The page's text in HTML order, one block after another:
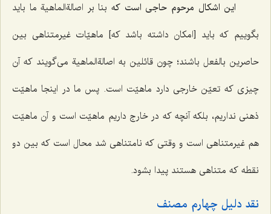
این اشکال مرحوم حاجی است کهبنا بر اصالةالماهیة ما باید
بگوییم که باید [امکان داشته باشد که] ماهیّات غیرمتناهی بین
حاصرین بالفعل باشند؛ چون قائلین به اصالةالماهیة می‌گویند که آن
چیزی که تعیّن خارجی دارد ماهیّت است. پس ما در اینجا ماهیّت
ذهنی نداریم، بلکه آنچه که در خارج داریم ماهیّت است و آن ماهیّت
هم غیرمتناهی است و وقتی که نامتناهی شد محال است که بین دو
نقطه که متناهی هستند پیدا بشود.
نقد دلیل چهارم مصنف